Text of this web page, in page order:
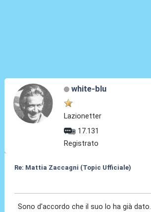
white-blu
Lazionetter
17.131
Registrato
Re: Mattia Zaccagni (Topic Ufficiale)
Sono d'accordo che il suo lo ha già dato.